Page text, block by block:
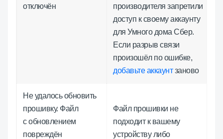
отключён
производителя запретили
доступ к своему аккаунту
для Умного дома Сбер.
Если разрыв связи
произошёл по ошибке,
добавьте аккаунтзаново
Не удалось обновить
прошивку. Файл
с обновлением
повреждён
Файл прошивки не
подходит к вашему
устройству либо